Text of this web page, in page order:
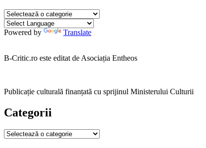
Categorii
Powered by Translate
B-Critic.ro este editat de Asociația Entheos
Publicație culturală finanțată cu sprijinul Ministerului Culturii
Categorii
Categorii